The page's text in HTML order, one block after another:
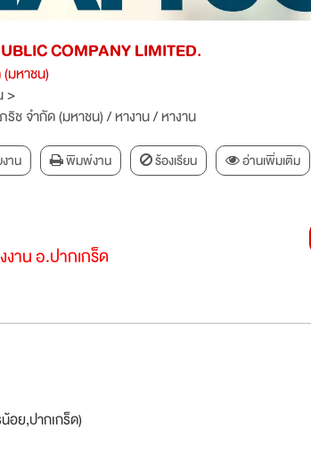
COMPANY LIMITED.
มหาชน)
>
ริช จำกัด (มหาชน)/หางาน/หางาน
าน พิมพ์งาน ร้องเรียน อ่านเพิ่มเติม
งาน อ.ปากเกร็ด
อย,ปากเกร็ด)